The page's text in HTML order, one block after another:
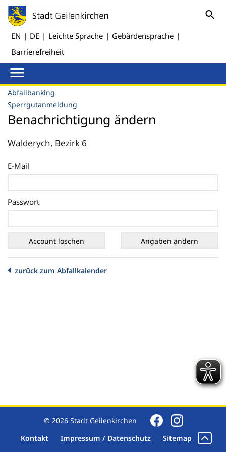
EN | DE | Leichte Sprache | Gebärdensprache |
Barrierefreiheit
Abfallbanking
Sperrgutanmeldung
Benachrichtigung ändern
Walderych, Bezirk 6
E-Mail
Passwort
zurück zum Abfallkalender
© 2026 Stadt Geilenkirchen
Kontakt
Impressum / Datenschutz Sitemap